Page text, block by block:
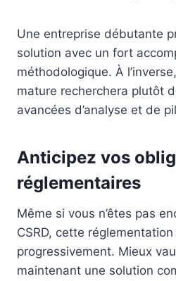
Une entreprise débutante
solution avec un fort
méthodologique. À
mature recherchera plutôt
avancées d’analyse et de
Anticipez vos
réglementaires
Même si vous n’êtes pas
CSRD, cette réglementation
progressivement. Mieux
maintenant une solution